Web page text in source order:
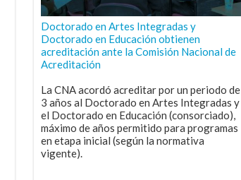
Doctorado en Artes Integradas y
Doctorado en Educación obtienen
acreditación ante la Comisión Nacional de
Acreditación
La CNA acordó acreditar por un periodo de
3 años al Doctorado en Artes Integradas y
el Doctorado en Educación (consorciado),
máximo de años permitido para programas
en etapa inicial (según la normativa
vigente).